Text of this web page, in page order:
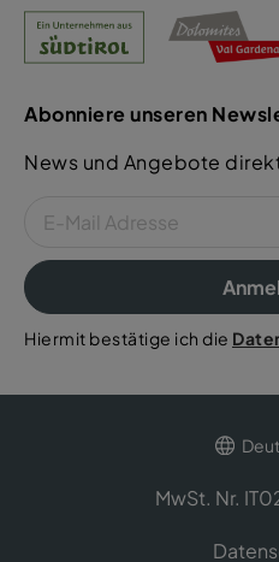
Abonniere unseren
News und Angebote
Hiermit bestätige ich die
MwSt. Nr.